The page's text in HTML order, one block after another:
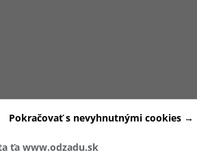
z platformy ksebe
, ktorá
toho, aby sa navzájom podporovali
ťa www.odzadu.sk
Pokračovať s nevyhnutnými cookies →